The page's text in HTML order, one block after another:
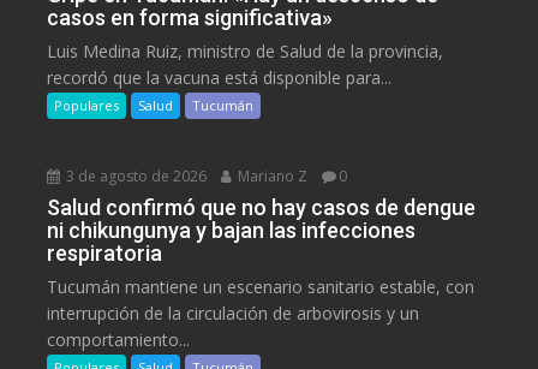
casos en forma significativa»
Luis Medina Ruiz, ministro de Salud de la provincia,
recordó que la vacuna está disponible para...
Populares Salud Tucumán
3 de agosto de 2026 Mariano Z 0
Salud confirmó que no hay casos de dengue
ni chikungunya y bajan las infecciones
respiratoria
Tucumán mantiene un escenario sanitario estable, con
interrupción de la circulación de arbovirosis y un
comportamiento...